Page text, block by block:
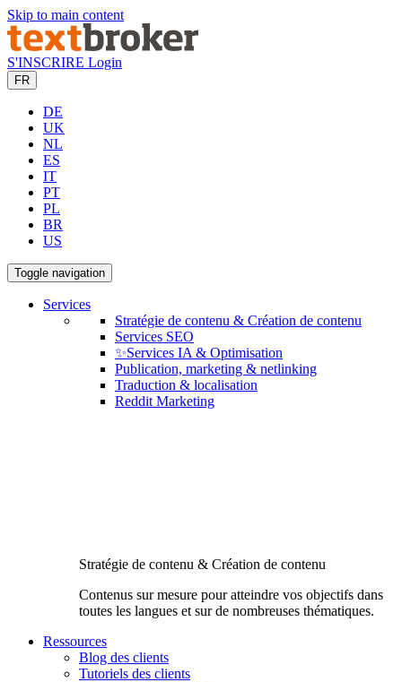
Skip to main content
S'INSCRIRE Login
FR
DE
UK
NL
ES
IT
PT
PL
BR
US
Toggle navigation
Services
Stratégie de contenu & Création de contenu
Services SEO
✨Services IA & Optimisation
Publication, marketing & netlinking
Traduction & localisation
Reddit Marketing
Stratégie de contenu & Création de contenu
Contenus sur mesure pour atteindre vos objectifs dans
toutes les langues et sur de nombreuses thématiques.
Ressources
Blog des clients
Tutoriels des clients